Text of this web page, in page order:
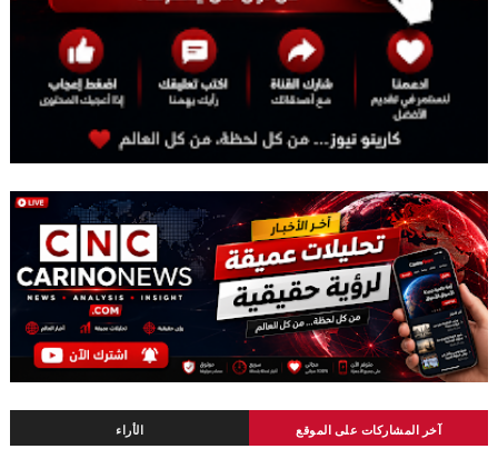
آخر المشاركات على الموقع الأراء